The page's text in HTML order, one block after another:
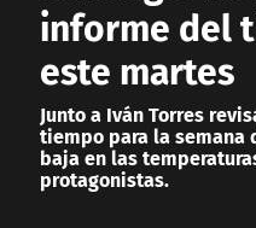
informe del
este martes
Junto a Iván Torres
tiempo para la semana
baja en las
protagonistas.